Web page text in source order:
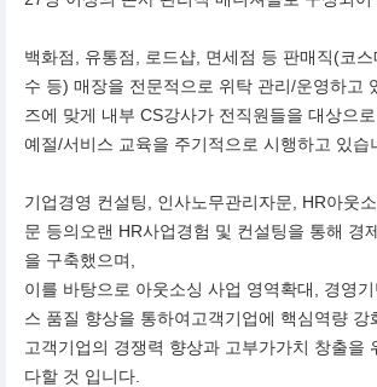
백화점, 유통점, 로드샵, 면세점 등 판매직(코
수 등) 매장을 전문적으로 위탁 관리/운영하고
즈에 맞게 내부 CS강사가 전직원들을 대상으
예절/서비스 교육을 주기적으로 시행하고 있습
기업경영 컨설팅, 인사노무관리자문, HR아웃
문 등의오랜 HR사업경험 및 컨설팅을 통해 경
을 구축했으며,
이를 바탕으로 아웃소싱 사업 영역확대, 경영
스 품질 향상을 통하여고객기업에 핵심역량 강
고객기업의 경쟁력 향상과 고부가가치 창출을
다할 것 입니다.